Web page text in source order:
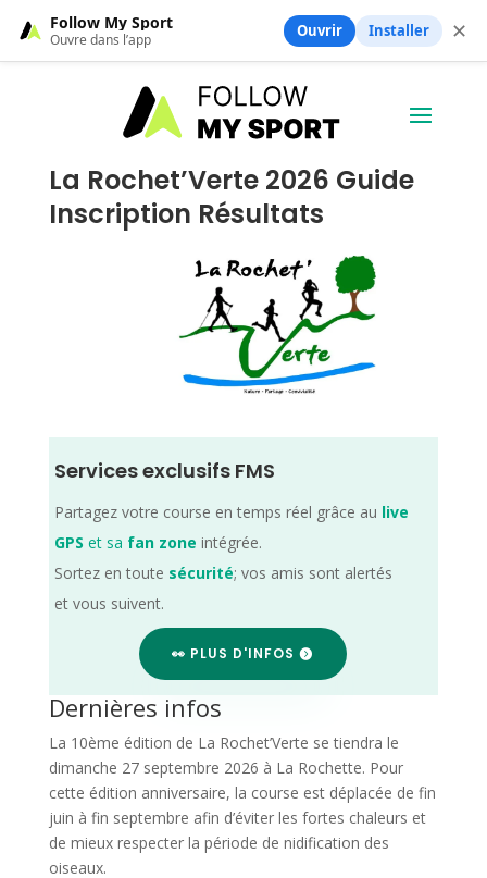
La Rochet’Verte 2026 Guide
Inscription Résultats
Services exclusifs FMS
Partagez votre course en temps réel grâce au live
GPS et sa fan zone intégrée.
Sortez en toute sécurité; vos amis sont alertés
et vous suivent.
👀 PLUS D'INFOS
Dernières infos
La 10ème édition de La Rochet’Verte se tiendra le
dimanche 27 septembre 2026 à La Rochette. Pour
cette édition anniversaire, la course est déplacée de fin
juin à fin septembre afin d’éviter les fortes chaleurs et
de mieux respecter la période de nidification des
oiseaux.
Follow My Sport
Ouvre dans l’app Ouvrir Installer ✕